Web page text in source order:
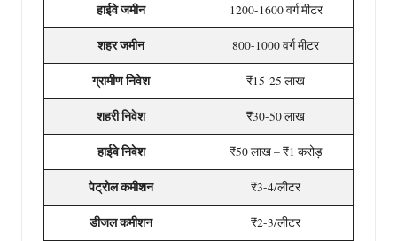
हाईवे जमीन 1200-1600 वर्ग मीटर
शहर जमीन 800-1000 वर्ग मीटर
ग्रामीण निवेश ₹15-25 लाख
शहरी निवेश ₹30-50 लाख
हाईवे निवेश ₹50 लाख – ₹1 करोड़
पेट्रोल कमीशन ₹3-4/लीटर
डीजल कमीशन ₹2-3/लीटर